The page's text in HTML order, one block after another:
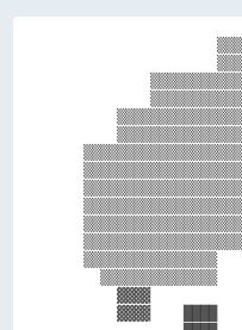
▒▒▒▒▒▒▒▒▒▒▒▒▒▒▒▒
▒▒▒▒▒▒▒▒▒▒▒▒▒▒
▓▓▓▓
▓▓▓▓    ████